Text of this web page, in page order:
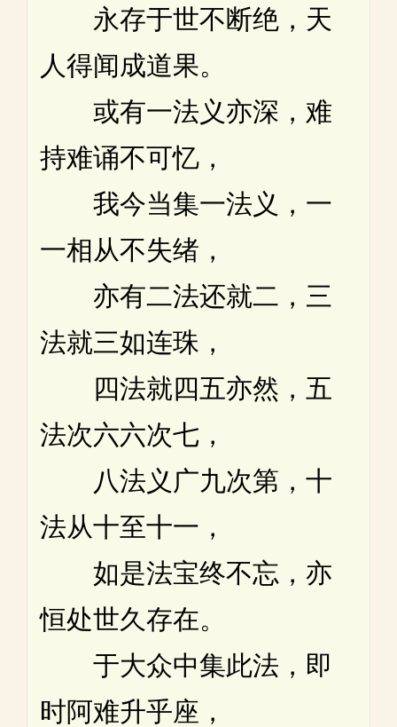
永存于世不断绝，天
人得闻成道果。
或有一法义亦深，难
持难诵不可忆，
我今当集一法义，一
一相从不失绪，
亦有二法还就二，三
法就三如连珠，
四法就四五亦然，五
法次六六次七，
八法义广九次第，十
法从十至十一，
如是法宝终不忘，亦
恒处世久存在。
于大众中集此法，即
时阿难升乎座，